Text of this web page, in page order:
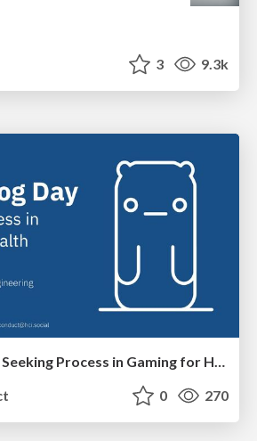
3 9.3k
Groundhog Day: Seeking Process in Gaming for Health
0 270